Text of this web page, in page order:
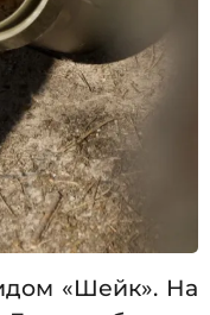
«Шейк». На